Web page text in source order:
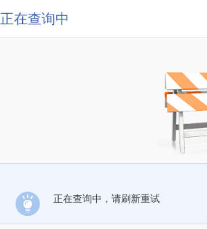
正在查询中
正在查询中，请刷新重试